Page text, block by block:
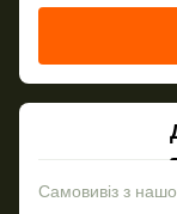
Самовивіз з